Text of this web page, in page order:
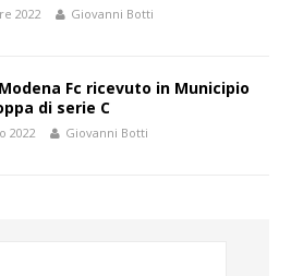
2022 Giovanni Botti
Fc ricevuto in Municipio
di serie C
2022 Giovanni Botti